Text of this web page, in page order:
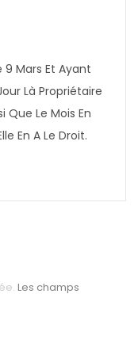
9 Mars Et Ayant
Là Propriétaire
Que Le Mois En
En A Le Droit.
Les champs